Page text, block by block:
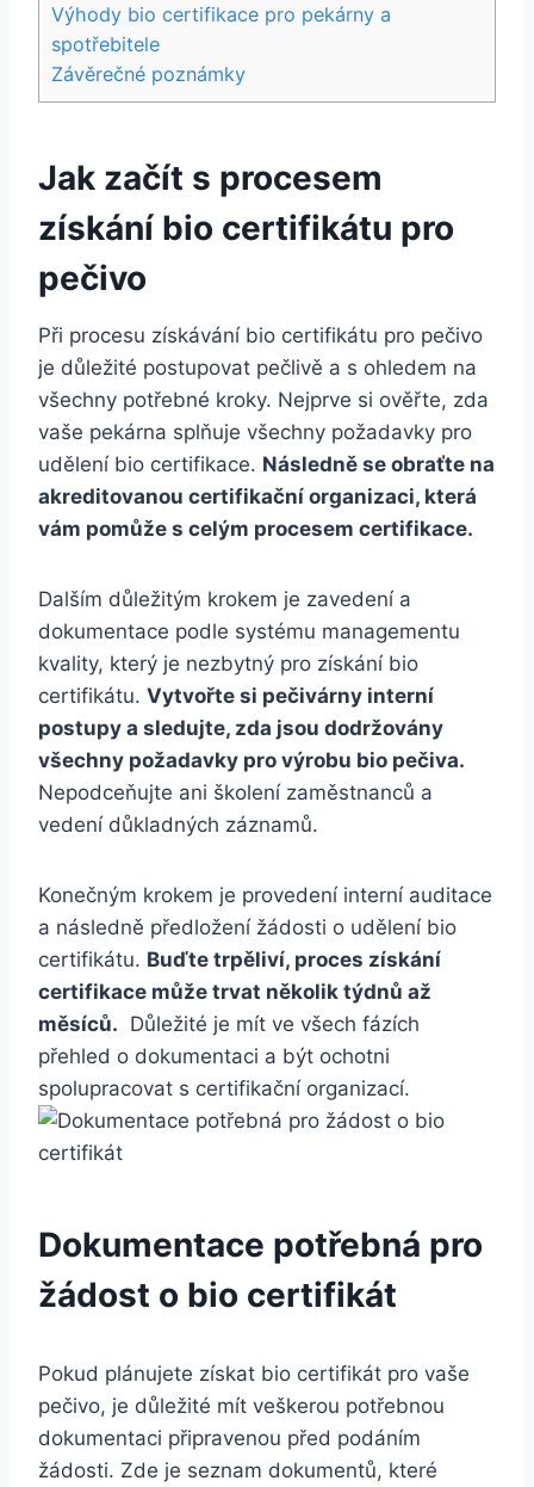
Výhody‌ bio certifikace pro pekárny a
spotřebitele
Závěrečné⁤ poznámky
Jak začít s procesem
získání‌ bio certifikátu pro
pečivo
Při procesu získávání ⁤bio ⁤certifikátu pro pečivo⁣
je důležité postupovat pečlivě a s ohledem na
všechny ⁤potřebné kroky. Nejprve si ověřte, zda⁣
vaše ⁢pekárna⁣ splňuje všechny požadavky⁢ pro
‍udělení bio certifikace. Následně se obraťte na
‌akreditovanou certifikační organizaci, která ​
vám pomůže s celým ⁣procesem certifikace.
Dalším důležitým krokem je ⁤zavedení a
dokumentace podle systému managementu
kvality,⁤ který⁣ je nezbytný⁢ pro získání bio
certifikátu. Vytvořte si pečivárny interní⁤
postupy ⁤a sledujte, zda jsou dodržovány
všechny požadavky ⁢pro výrobu bio pečiva.
Nepodceňujte ani​ školení ​zaměstnanců a
vedení důkladných záznamů.
Konečným krokem‌ je provedení interní auditace
a​ následně předložení žádosti‌ o udělení bio
certifikátu. Buďte trpěliví,‍ proces získání
certifikace může trvat několik týdnů až
měsíců. ⁢ Důležité​ je mít ve ⁣všech fázích
přehled o dokumentaci ‍a​ být ochotni
spolupracovat s certifikační organizací.
Dokumentace potřebná pro
žádost o bio⁤ certifikát
Pokud plánujete získat bio certifikát ‌pro vaše
pečivo, je důležité mít veškerou potřebnou
dokumentaci připravenou před⁢ podáním
žádosti. Zde ⁤je seznam dokumentů, které